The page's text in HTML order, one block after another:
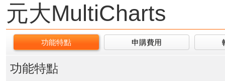
元大MultiCharts
功能特點 申購費用
功能特點